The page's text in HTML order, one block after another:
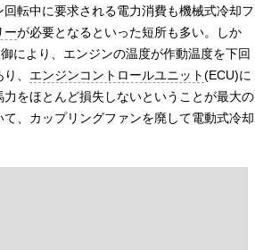
転中に要求される電力消費も機械式冷却フ
ーが必要となるといった短所も多い。しか
により、エンジンの温度が作動温度を下回
、 エンジンコントロールユニット(ECU)に
をほとんど損失しないということが最大の
て、カップリングファンを廃して電動式冷却